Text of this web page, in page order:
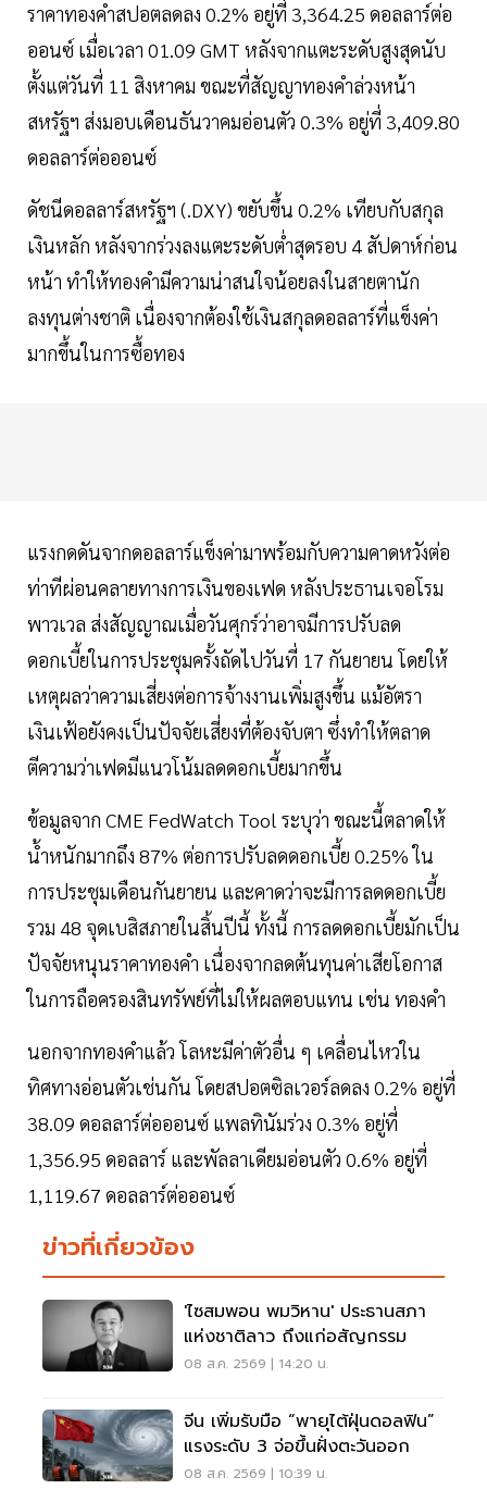
ราคาทองคำสปอตลดลง 0.2% อยู่ที่ 3,364.25 ดอลลาร์ต่อ
ออนซ์ เมื่อเวลา 01.09 GMT หลังจากแตะระดับสูงสุดนับ
ตั้งแต่วันที่ 11 สิงหาคม ขณะที่สัญญาทองคำล่วงหน้า
สหรัฐฯ ส่งมอบเดือนธันวาคมอ่อนตัว 0.3% อยู่ที่ 3,409.80
ดอลลาร์ต่อออนซ์
ดัชนีดอลลาร์สหรัฐฯ (.DXY) ขยับขึ้น 0.2% เทียบกับสกุล
เงินหลัก หลังจากร่วงลงแตะระดับต่ำสุดรอบ 4 สัปดาห์ก่อน
หน้า ทำให้ทองคำมีความน่าสนใจน้อยลงในสายตานัก
ลงทุนต่างชาติ เนื่องจากต้องใช้เงินสกุลดอลลาร์ที่แข็งค่า
มากขึ้นในการซื้อทอง
แรงกดดันจากดอลลาร์แข็งค่ามาพร้อมกับความคาดหวังต่อ
ท่าทีผ่อนคลายทางการเงินของเฟด หลังประธานเจอโรม
พาวเวล ส่งสัญญาณเมื่อวันศุกร์ว่าอาจมีการปรับลด
ดอกเบี้ยในการประชุมครั้งถัดไปวันที่ 17 กันยายน โดยให้
เหตุผลว่าความเสี่ยงต่อการจ้างงานเพิ่มสูงขึ้น แม้อัตรา
เงินเฟ้อยังคงเป็นปัจจัยเสี่ยงที่ต้องจับตา ซึ่งทำให้ตลาด
ตีความว่าเฟดมีแนวโน้มลดดอกเบี้ยมากขึ้น
ข้อมูลจาก CME FedWatch Tool ระบุว่า ขณะนี้ตลาดให้
น้ำหนักมากถึง 87% ต่อการปรับลดดอกเบี้ย 0.25% ใน
การประชุมเดือนกันยายน และคาดว่าจะมีการลดดอกเบี้ย
รวม 48 จุดเบสิสภายในสิ้นปีนี้ ทั้งนี้ การลดดอกเบี้ยมักเป็น
ปัจจัยหนุนราคาทองคำ เนื่องจากลดต้นทุนค่าเสียโอกาส
ในการถือครองสินทรัพย์ที่ไม่ให้ผลตอบแทน เช่น ทองคำ
นอกจากทองคำแล้ว โลหะมีค่าตัวอื่น ๆ เคลื่อนไหวใน
ทิศทางอ่อนตัวเช่นกัน โดยสปอตซิลเวอร์ลดลง 0.2% อยู่ที่
38.09 ดอลลาร์ต่อออนซ์ แพลทินัมร่วง 0.3% อยู่ที่
1,356.95 ดอลลาร์ และพัลลาเดียมอ่อนตัว 0.6% อยู่ที่
1,119.67 ดอลลาร์ต่อออนซ์
ข่าวที่เกี่ยวข้อง
'ไซสมพอน พมวิหาน' ประธานสภา
แห่งชาติลาว ถึงแก่อสัญกรรม
08 ส.ค. 2569 | 14:20 น.
จีน เพิ่มรับมือ “พายุไต้ฝุ่นดอลฟิน”
แรงระดับ 3 จ่อขึ้นฝั่งตะวันออก
08 ส.ค. 2569 | 10:39 น.